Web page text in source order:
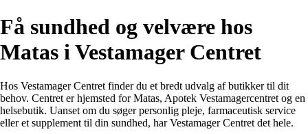
Få sundhed og velvære hos
Matas i Vestamager Centret
Hos Vestamager Centret finder du et bredt udvalg af butikker til dit
behov. Centret er hjemsted for Matas, Apotek Vestamagercentret og en
helsebutik. Uanset om du søger personlig pleje, farmaceutisk service
eller et supplement til din sundhed, har Vestamager Centret det hele.